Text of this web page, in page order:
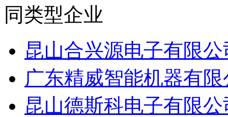
同类型企业
昆山合兴源电子有限公
广东精威智能机器有
昆山德斯科电子有限公